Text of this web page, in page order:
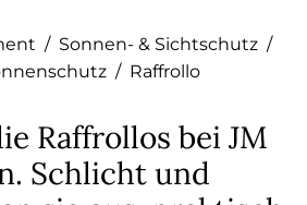
/ Sonnen- & Sichtschutz /
/ Raffrollo
Raffrollos bei JM
Schlicht und